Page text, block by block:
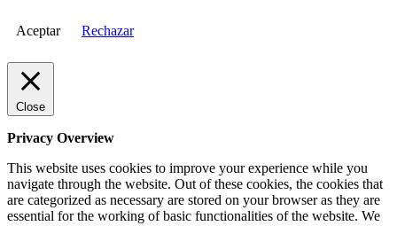
Aceptar Rechazar
Close
Privacy Overview
This website uses cookies to improve your experience while you
navigate through the website. Out of these cookies, the cookies that
are categorized as necessary are stored on your browser as they are
essential for the working of basic functionalities of the website. We